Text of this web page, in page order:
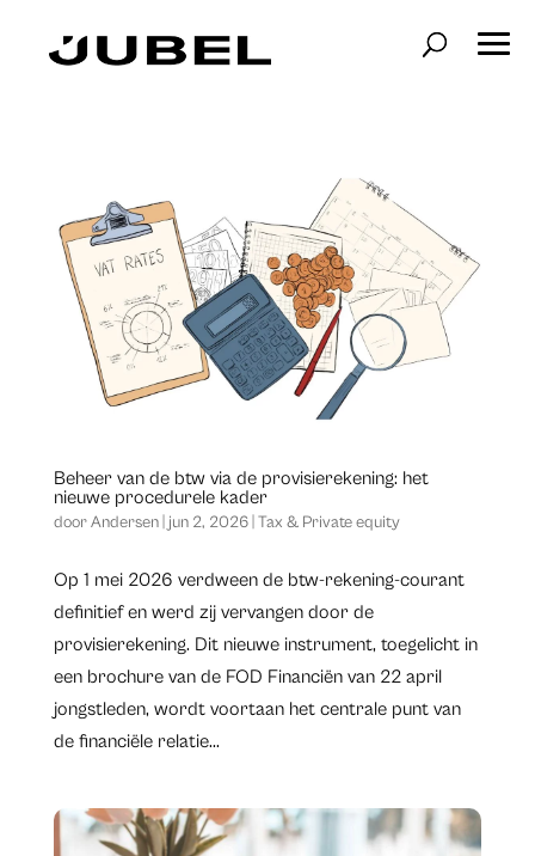
Beheer van de btw via de provisierekening: het
nieuwe procedurele kader
doorAndersen| jun 2, 2026| Tax & Private equity
​Op 1 mei 2026 verdween de btw-rekening-courant
definitief en werd zij vervangen door de
provisierekening. ​Dit nieuwe instrument, toegelicht in
een brochure van de FOD Financiën van 22 april
jongstleden, wordt voortaan het centrale punt van
de financiële relatie...